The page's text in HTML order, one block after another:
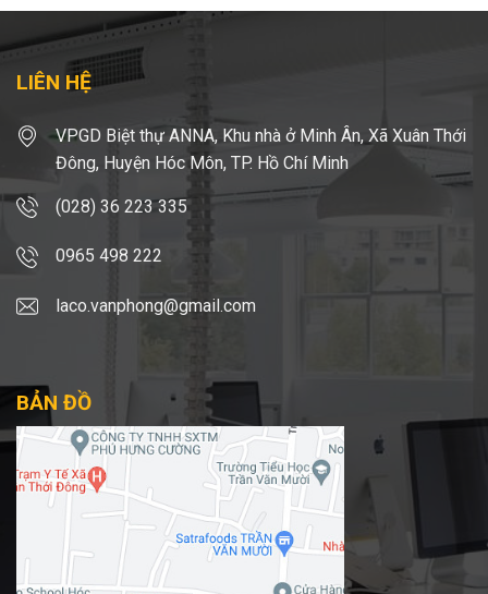
LIÊN HỆ
VPGD Biệt thự ANNA, Khu nhà ở Minh Ân, Xã Xuân Thới
Đông, Huyện Hóc Môn, TP. Hồ Chí Minh
(028) 36 223 335
0965 498 222
laco.vanphong@gmail.com
BẢN ĐỒ